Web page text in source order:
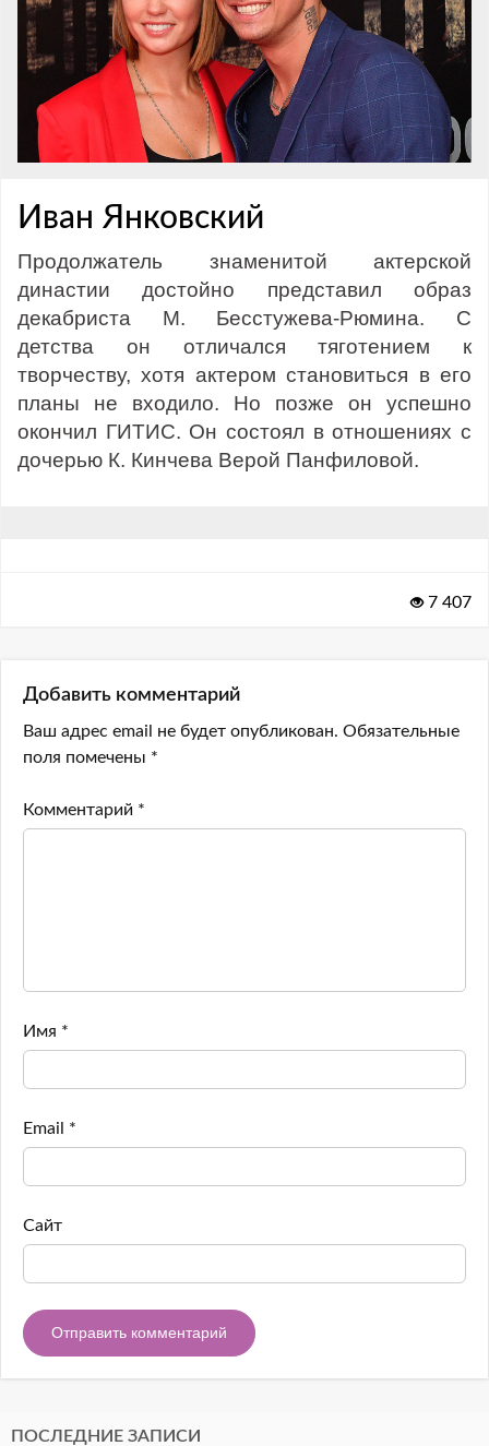
Иван Янковский
Продолжатель знаменитой актерской
династии достойно представил образ
декабриста М. Бесстужева-Рюмина. С
детства он отличался тяготением к
творчеству, хотя актером становиться в его
планы не входило. Но позже он успешно
окончил ГИТИС. Он состоял в отношениях с
дочерью К. Кинчева Верой Панфиловой.
7 407
Добавить комментарий
Ваш адрес email не будет опубликован. Обязательные
поля помечены *
Комментарий *
Имя *
Email *
Сайт
ПОСЛЕДНИЕ ЗАПИСИ